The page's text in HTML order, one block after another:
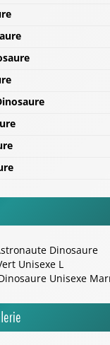
Dinosaure
Unisexe L
Unisexe